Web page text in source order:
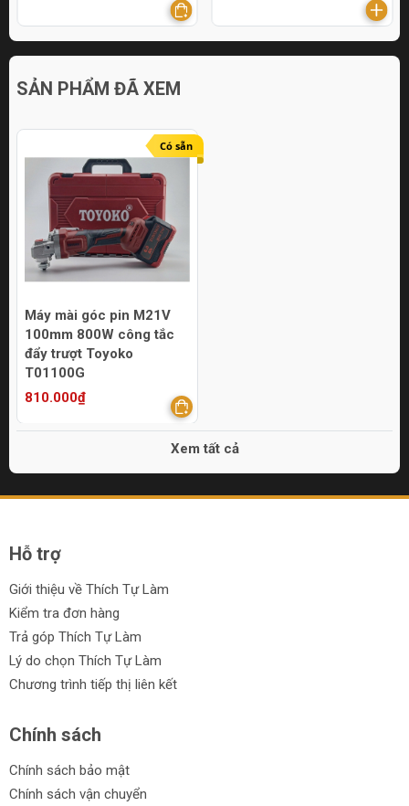
SẢN PHẨM ĐÃ XEM
Có sẵn
Máy mài góc pin M21V
100mm 800W công tắc
đẩy trượt Toyoko
T01100G
810.000₫
Xem tất cả
Hỗ trợ
Giới thiệu về Thích Tự Làm
Kiểm tra đơn hàng
Trả góp Thích Tự Làm
Lý do chọn Thích Tự Làm
Chương trình tiếp thị liên kết
Chính sách
Chính sách bảo mật
Chính sách vận chuyển